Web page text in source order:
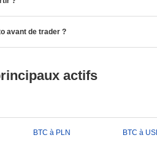
avant de trader ?
actifs
BTC à PLN BTC à